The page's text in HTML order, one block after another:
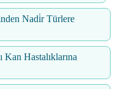
Nadi̇r Türlere
Hastalıklarına